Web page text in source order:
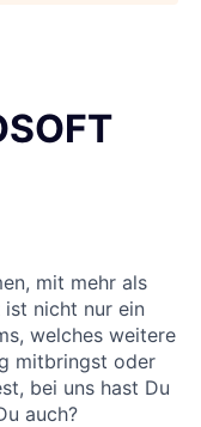
mit mehr als
ist nicht nur ein
welches weitere
mitbringst oder
bei uns hast Du
auch?